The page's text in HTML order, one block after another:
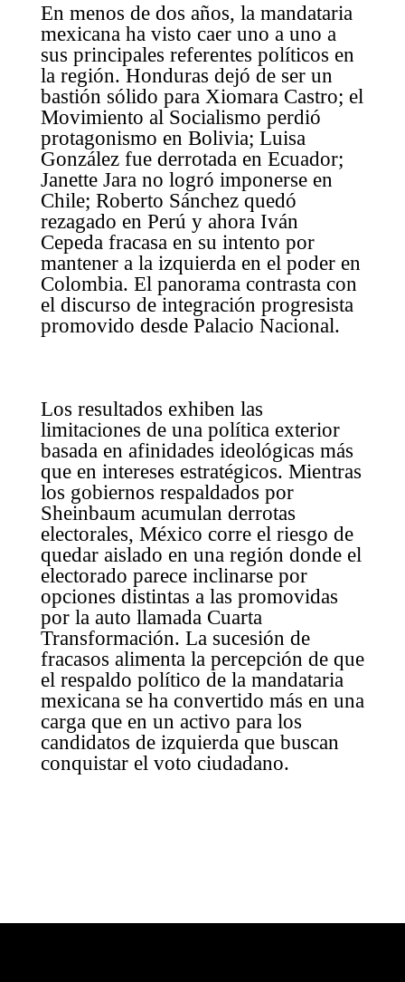
En menos de dos años, la mandataria
mexicana ha visto caer uno a uno a
sus principales referentes políticos en
la región. Honduras dejó de ser un
bastión sólido para Xiomara Castro; el
Movimiento al Socialismo perdió
protagonismo en Bolivia; Luisa
González fue derrotada en Ecuador;
Janette Jara no logró imponerse en
Chile; Roberto Sánchez quedó
rezagado en Perú y ahora Iván
Cepeda fracasa en su intento por
mantener a la izquierda en el poder en
Colombia. El panorama contrasta con
el discurso de integración progresista
promovido desde Palacio Nacional.
Los resultados exhiben las
limitaciones de una política exterior
basada en afinidades ideológicas más
que en intereses estratégicos. Mientras
los gobiernos respaldados por
Sheinbaum acumulan derrotas
electorales, México corre el riesgo de
quedar aislado en una región donde el
electorado parece inclinarse por
opciones distintas a las promovidas
por la auto llamada Cuarta
Transformación. La sucesión de
fracasos alimenta la percepción de que
el respaldo político de la mandataria
mexicana se ha convertido más en una
carga que en un activo para los
candidatos de izquierda que buscan
conquistar el voto ciudadano.